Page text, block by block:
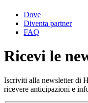
Dove
Diventa partner
FAQ
Ricevi le
Iscriviti alla newsletter di
ricevere anticipazioni e